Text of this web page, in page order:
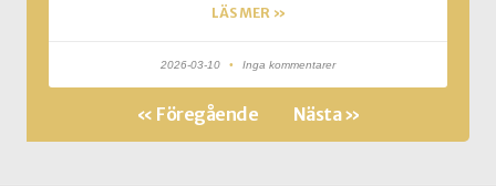
LÄS MER »
2026-03-10 Inga kommentarer
« Föregående Nästa »